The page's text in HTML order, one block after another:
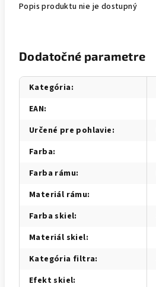
Popis produktu nie je dostupný
Dodatočné parametre
Kategória:
EAN:
Určené pre pohlavie:
Farba:
Farba rámu:
Materiál rámu:
Farba skiel:
Materiál skiel:
Kategória filtra:
Efekt skiel: